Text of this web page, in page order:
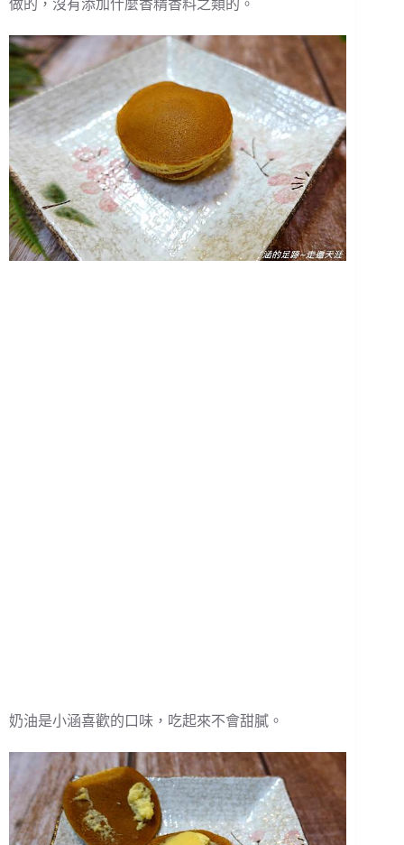
做的，沒有添加什麼香精香料之類的。
奶油是小涵喜歡的口味，吃起來不會甜膩。